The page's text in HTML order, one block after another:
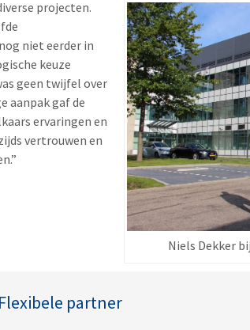
projecten.
niet eerder in
keuze
geen twijfel over
aanpak gaf de
ervaringen en
vertrouwen en
Niels Dekker
Flexibele partner